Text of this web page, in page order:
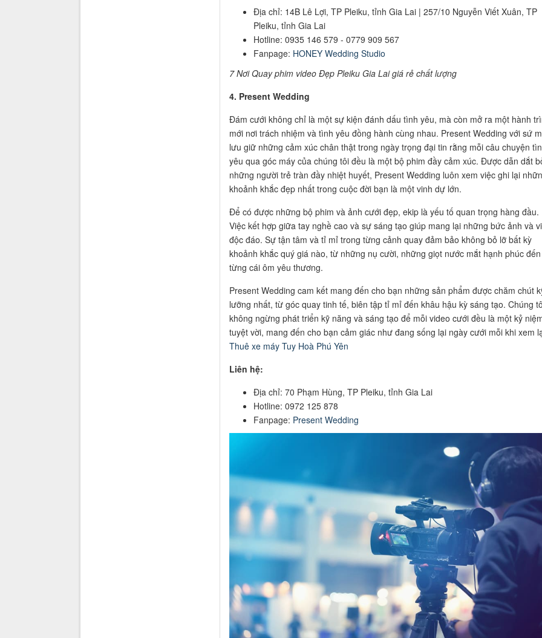
Địa chỉ: 14B Lê Lợi, TP Pleiku, tỉnh Gia Lai | 257/10 Nguyễn Viết Xuân, TP
Pleiku, tỉnh Gia Lai
Hotline: 0935 146 579 - 0779 909 567
Fanpage: HONEY Wedding Studio
7 Nơi Quay phim video Đẹp Pleiku Gia Lai giá rẻ chất lượng
4. Present Wedding
Đám cưới không chỉ là một sự kiện đánh dấu tình yêu, mà còn mở ra một hành
mới nơi trách nhiệm và tình yêu đồng hành cùng nhau. Present Wedding với sứ
lưu giữ những cảm xúc chân thật trong ngày trọng đại tin rằng mỗi câu chuyện
yêu qua góc máy của chúng tôi đều là một bộ phim đầy cảm xúc. Được dẫn dắt
những người trẻ tràn đầy nhiệt huyết, Present Wedding luôn xem việc ghi lại
khoảnh khắc đẹp nhất trong cuộc đời bạn là một vinh dự lớn.
Để có được những bộ phim và ảnh cưới đẹp, ekip là yếu tố quan trọng hàng đầu.
Việc kết hợp giữa tay nghề cao và sự sáng tạo giúp mang lại những bức ảnh và
độc đáo. Sự tận tâm và tỉ mỉ trong từng cảnh quay đảm bảo không bỏ lỡ bất kỳ
khoảnh khắc quý giá nào, từ những nụ cười, những giọt nước mắt hạnh phúc đến
từng cái ôm yêu thương.
Present Wedding cam kết mang đến cho bạn những sản phẩm được chăm chút
lưỡng nhất, từ góc quay tinh tế, biên tập tỉ mỉ đến khâu hậu kỳ sáng tạo. Chúng
không ngừng phát triển kỹ năng và sáng tạo để mỗi video cưới đều là một kỷ
tuyệt vời, mang đến cho bạn cảm giác như đang sống lại ngày cưới mỗi khi xem
Thuê xe máy Tuy Hoà Phú Yên
Liên hệ:
Địa chỉ: 70 Phạm Hùng, TP Pleiku, tỉnh Gia Lai
Hotline: 0972 125 878
Fanpage: Present Wedding